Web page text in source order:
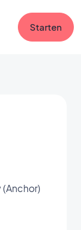
Starten